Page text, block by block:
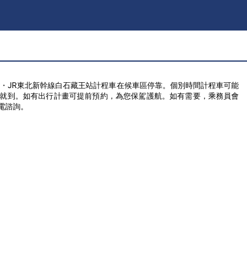
JR東北新幹線白石藏王站計程車在候車區停靠。個別時間計程車可能
到。如有出行計畫可提前預約，為您保駕護航。如有需要，乘務員會
詢。